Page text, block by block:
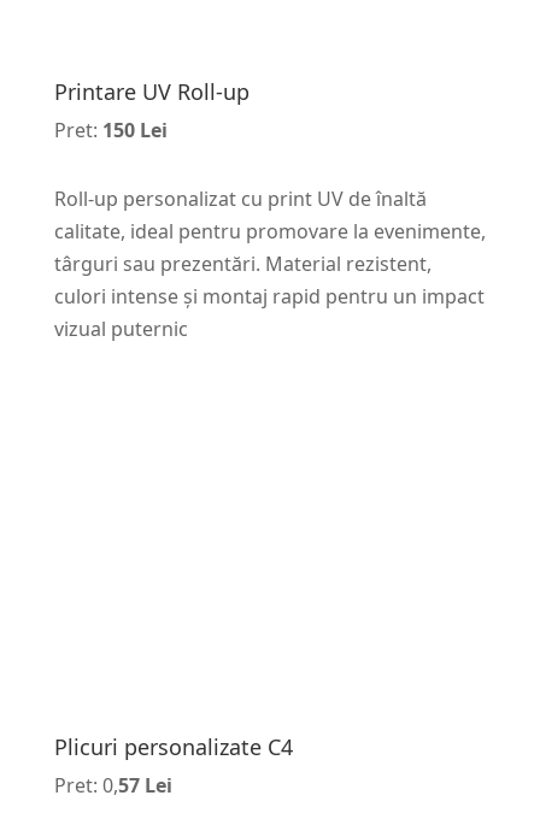
Printare UV Roll-up
Pret: 150 Lei
Roll-up personalizat cu print UV de înaltă
calitate, ideal pentru promovare la evenimente,
târguri sau prezentări. Material rezistent,
culori intense și montaj rapid pentru un impact
vizual puternic
Plicuri personalizate C4
Pret: 0,57 Lei